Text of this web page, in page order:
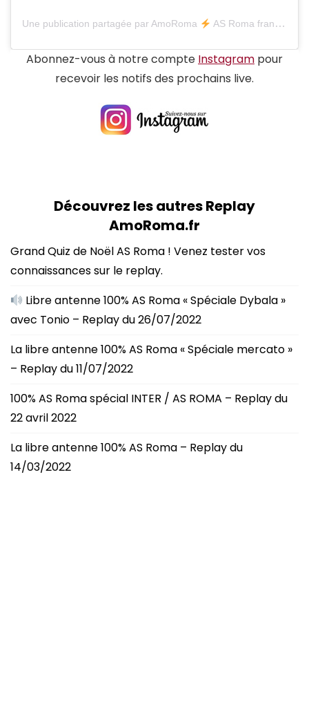
Une publication partagée par AmoRoma AS Roma france (@amoroma.fr)
Abonnez-vous à notre compte Instagram pour
recevoir les notifs des prochains live.
Découvrez les autres Replay
AmoRoma.fr
Grand Quiz de Noël AS Roma ! Venez tester vos
connaissances sur le replay.
Libre antenne 100% AS Roma « Spéciale Dybala »
avec Tonio – Replay du 26/07/2022
La libre antenne 100% AS Roma « Spéciale mercato »
– Replay du 11/07/2022
100% AS Roma spécial INTER / AS ROMA – Replay du
22 avril 2022
La libre antenne 100% AS Roma – Replay du
14/03/2022